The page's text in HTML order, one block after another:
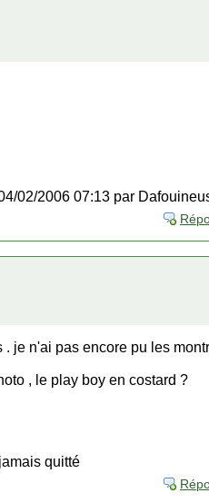
02/2006 07:13 par
je n'ai pas encore pu les
, le play boy en costard ?
quitté